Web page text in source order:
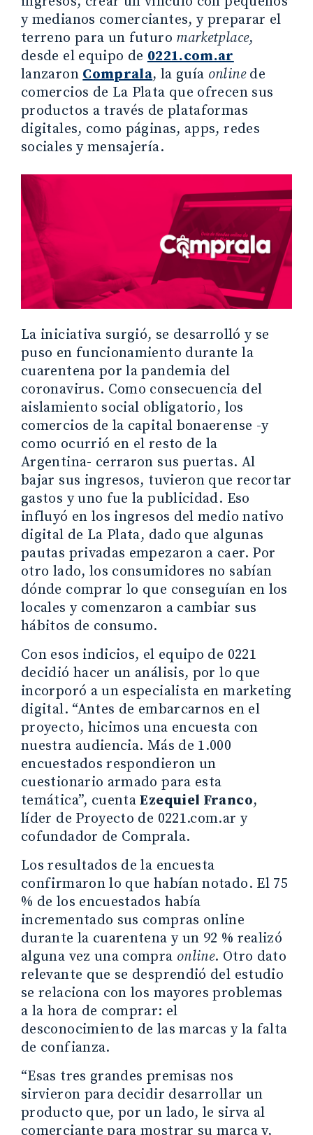
y medianos comerciantes, y preparar el
terreno para un futuro marketplace,
desde el equipo de 0221.com.ar
lanzaron Comprala, la guía onlinede
comercios de La Plata que ofrecen sus
productos a través de plataformas
digitales, como páginas, apps, redes
sociales y mensajería.
La iniciativa surgió, se desarrolló y se
puso en funcionamiento durante la
cuarentena por la pandemia del
coronavirus. Como consecuencia del
aislamiento social obligatorio, los
comercios de la capital bonaerense -y
como ocurrió en el resto de la
Argentina- cerraron sus puertas. Al
bajar sus ingresos, tuvieron que recortar
gastos y uno fue la publicidad. Eso
influyó en los ingresos del medio nativo
digital de La Plata, dado que algunas
pautas privadas empezaron a caer. Por
otro lado, los consumidores no sabían
dónde comprar lo que conseguían en los
locales y comenzaron a cambiar sus
hábitos de consumo.
Con esos indicios, el equipo de 0221
decidió hacer un análisis, por lo que
incorporó a un especialista en marketing
digital. “Antes de embarcarnos en el
proyecto, hicimos una encuesta con
nuestra audiencia. Más de 1.000
encuestados respondieron un
cuestionario armado para esta
temática”, cuentaEzequiel Franco,
líder de Proyecto de 0221.com.ar y
cofundador de Comprala.
Los resultados de la encuesta
confirmaron lo que habían notado. El 75
% de los encuestados había
incrementado sus compras online
durante la cuarentena y un 92 % realizó
alguna vez una compra online. Otro dato
relevante que se desprendió del estudio
se relaciona con los mayores problemas
a la hora de comprar: el
desconocimiento de las marcas y la falta
de confianza.
“Esas tres grandes premisas nos
sirvieron para decidir desarrollar un
producto que, por un lado, le sirva al
comerciante para mostrar su marca y,